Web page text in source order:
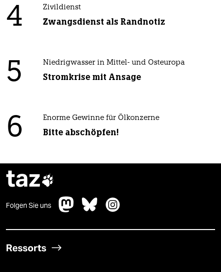
4 Zivildienst
Zwangsdienst als Randnotiz
5 Niedrigwasser in Mittel- und Osteuropa
Stromkrise mit Ansage
6 Enorme Gewinne für Ölkonzerne
Bitte abschöpfen!
taz
Folgen Sie uns
Ressorts